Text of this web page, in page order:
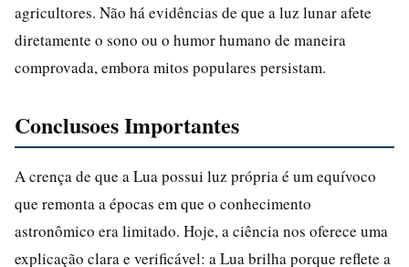
agricultores. Não há evidências de que a luz lunar afete
diretamente o sono ou o humor humano de maneira
comprovada, embora mitos populares persistam.
Conclusoes Importantes
A crença de que a Lua possui luz própria é um equívoco
que remonta a épocas em que o conhecimento
astronômico era limitado. Hoje, a ciência nos oferece uma
explicação clara e verificável: a Lua brilha porque reflete a